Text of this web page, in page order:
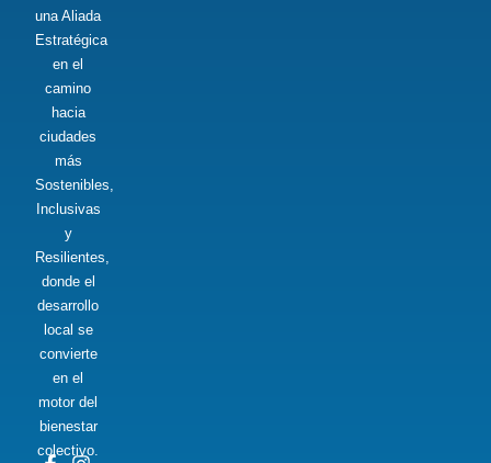
una Aliada
Estratégica
en el
camino
hacia
ciudades
más
Sostenibles,
Inclusivas
y
Resilientes,
donde el
desarrollo
local se
convierte
en el
motor del
bienestar
colectivo.